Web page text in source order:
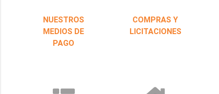
NUESTROS
MEDIOS DE
PAGO
COMPRAS Y
LICITACIONES